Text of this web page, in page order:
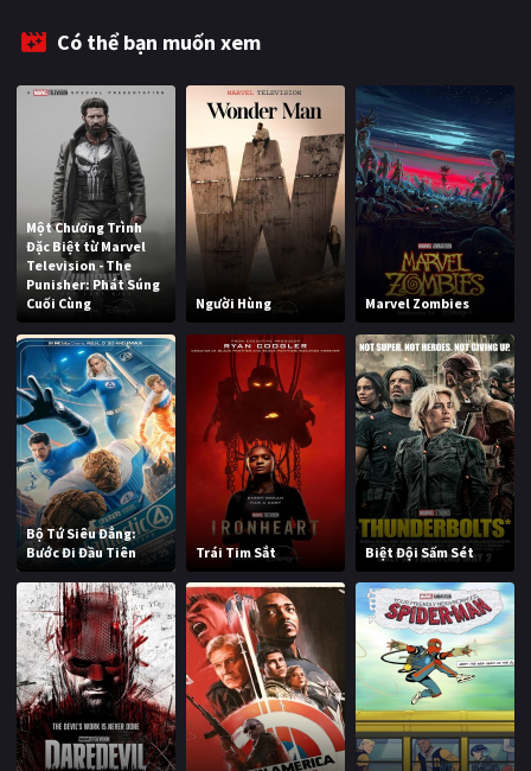
Có thể bạn muốn xem
Một Chương Trình
Đặc Biệt từ Marvel
Television - The
Punisher: Phát Súng
Cuối Cùng
Người Hùng Marvel Zombies
Bộ Tứ Siêu Đẳng:
Bước Đi Đầu Tiên
Trái Tim Sắt Biệt Đội Sấm Sét